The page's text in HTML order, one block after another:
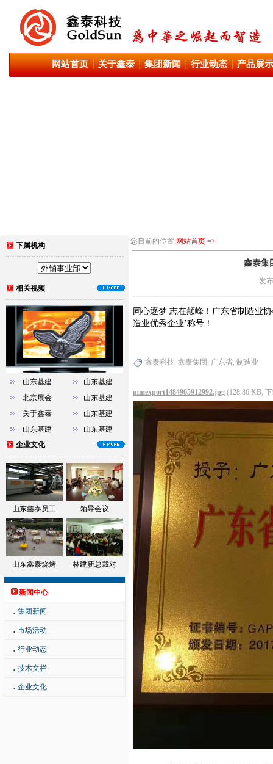
网站首页┆关于鑫泰┆集团新闻┆行业动态┆产品展
下属机构
相关视频
山东基建
北京展会
关于鑫泰
山东基建
山东基建
山东基建
山东基建
山东基建
企业文化
山东鑫泰员工 领导会议
山东鑫泰烧烤 林建新总裁对
新闻中心
．集团新闻
．市场活动
．行业动态
．技术文栏
．企业文化
您目前的位置:网站首页 =>
鑫泰集
发
同心逐梦 志在颠峰！广东省制造业
造业优秀企业’称号！
鑫泰科技, 鑫泰集团 , 广东省, 制造业
mmexport1484965912992.jpg (128.86 KB,